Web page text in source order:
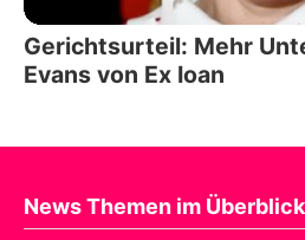
Gerichtsurteil: Mehr
Evans von Ex Ioan
News Themen im Überblick